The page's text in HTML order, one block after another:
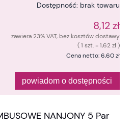
Dostępność: brak towaru
8,12 zł
zawiera 23% VAT, bez kosztów dostawy
( 1 szt. = 1,62 zł )
Cena netto:6,60 zł
powiadom o dostępności
NANJONY 5 Par